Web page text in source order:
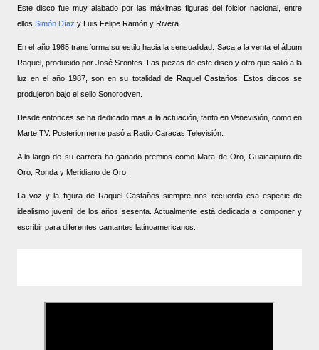
Este disco fue muy alabado por las máximas figuras del folclor nacional, entre
ellos Simón Díaz y Luis Felipe Ramón y Rivera
En el año 1985 transforma su estilo hacia la sensualidad. Saca a la venta el álbum
Raquel, producido por José Sifontes. Las piezas de este disco y otro que salió a la
luz en el año 1987, son en su totalidad de Raquel Castaños. Estos discos se
produjeron bajo el sello Sonorodven.
Desde entonces se ha dedicado mas a la actuación, tanto en Venevisión, como en
Marte TV. Posteriormente pasó a Radio Caracas Televisión.
A lo largo de su carrera ha ganado premios como Mara de Oro, Guaicaipuro de
Oro, Ronda y Meridiano de Oro.
La voz y la figura de Raquel Castaños siempre nos recuerda esa especie de
idealismo juvenil de los años sesenta. Actualmente está dedicada a componer y
escribir para diferentes cantantes latinoamericanos.